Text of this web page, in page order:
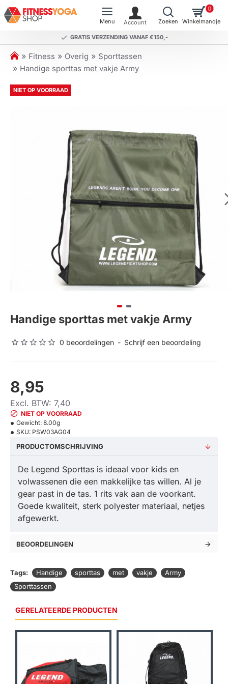
GRATIS VERZENDING VANAF €150,-
0
h
o
e
Fitness Overig
Sporttassen
Handige sporttas met vakje Army
NIET OP VOORRAAD
Handige sporttas met vakje Army
0 beoordelingen - Schrijf een beoordeling
8,95
Excl. BTW: 7,40
NIET OP VOORRAAD
Gewicht: 8.00g
SKU: PSW03AG04
PRODUCTOMSCHRIJVING
De Legend Sporttas is ideaal voor kids en
volwassenen die een makkelijke tas willen. Al je
gear past in de tas. 1 rits vak aan de voorkant.
Goede kwaliteit, sterk polyester materiaal, netjes
afgewerkt.
BEOORDELINGEN
Tags: Handige sporttas met vakje
Army
Sporttassen
GERELATEERDE PRODUCTEN